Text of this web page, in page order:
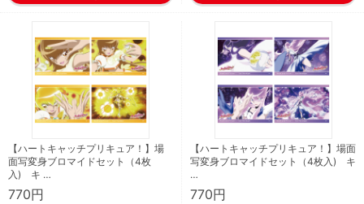
【ハートキャッチプリキュア！】場
面写変身ブロマイドセット（4枚
入) キ …
770円
【ハートキャッチプリキュア！】場面
写変身ブロマイドセット（4枚入) キ
…
770円